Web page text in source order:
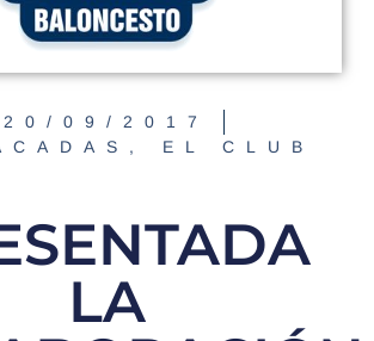
20/09/2017
, EL CLUB
LA